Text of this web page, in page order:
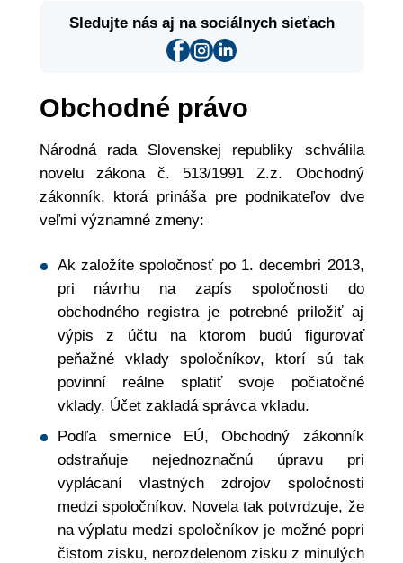
Sledujte nás aj na sociálnych sieťach
Obchodné právo
Národná rada Slovenskej republiky schválila
novelu zákona č. 513/1991 Z.z. Obchodný
zákonník, ktorá prináša pre podnikateľov dve
veľmi významné zmeny:
Ak založíte spoločnosť po 1. decembri 2013,
pri návrhu na zapís spoločnosti do
obchodného registra je potrebné priložiť aj
výpis z účtu na ktorom budú figurovať
peňažné vklady spoločníkov, ktorí sú tak
povinní reálne splatiť svoje počiatočné
vklady. Účet zakladá správca vkladu.
Podľa smernice EÚ, Obchodný zákonník
odstraňuje nejednoznačnú úpravu pri
vyplácaní vlastných zdrojov spoločnosti
medzi spoločníkov. Novela tak potvrdzuje, že
na výplatu medzi spoločníkov je možné popri
čistom zisku, nerozdelenom zisku z minulých